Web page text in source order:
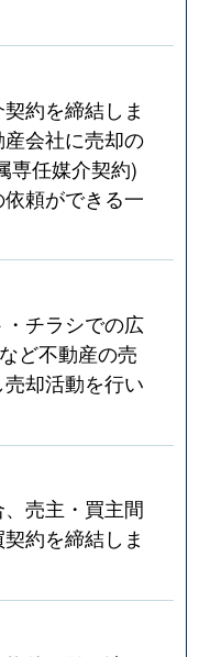
約を締結しま
会社に売却の
専任媒介契約)
頼ができる一
チラシでの広
ど不動産の売
却活動を行い
売主・買主間
約を締結しま